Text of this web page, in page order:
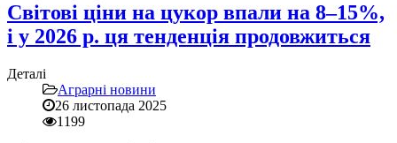
Світові ціни на цукор впали на 8–15%,
і у 2026 р. ця тенденція продовжиться
Деталі
Аграрні новини
26 листопада 2025
1199